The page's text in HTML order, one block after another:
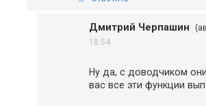
Дмитрий Черпашин
18:54
Ну да, с доводчиком
вас все эти функции